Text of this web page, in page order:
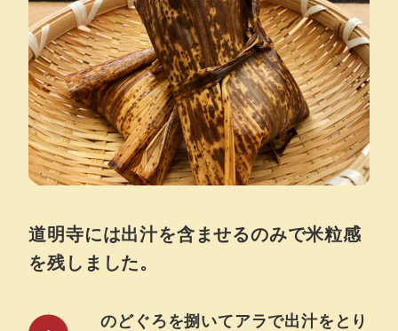
道明寺には出汁を含ませるのみで米粒感
を残しました。
のどぐろを捌いてアラで出汁をとり